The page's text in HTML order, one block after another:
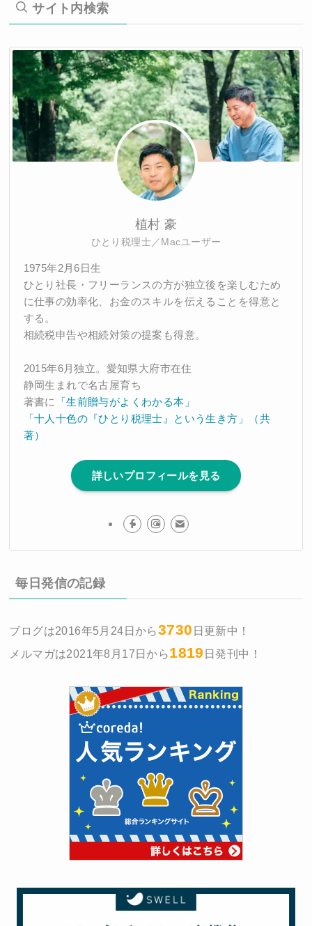
サイト内検索
植村 豪
ひとり税理士／Macユーザー
1975年2月6日生
ひとり社長・フリーランスの方が独立後を楽しむため
に仕事の効率化、お金のスキルを伝えることを得意と
する。
相続税申告や相続対策の提案も得意。
2015年6月独立。愛知県大府市在住
静岡生まれで名古屋育ち
著書に
「生前贈与がよくわかる本」
「十人十色の『ひとり税理士』という生き方」（共
著）
詳しいプロフィールを見る
毎日発信の記録
ブログは2016年5月24日から3730 日更新中！
メルマガは2021年8月17日から1819 日発刊中！